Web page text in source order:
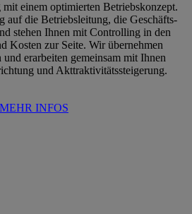
einem optimierten Betriebskonzept.
auf die Betriebsleitung, die Geschäfts-
stehen Ihnen mit Controlling in den
Kosten zur Seite. Wir übernehmen
erarbeiten gemeinsam mit Ihnen
und Akttraktivitätssteigerung.
MEHR INFOS